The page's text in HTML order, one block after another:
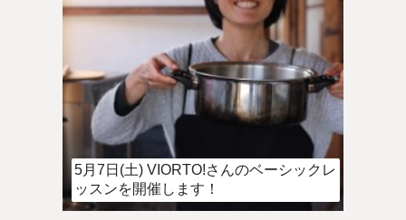
5月7日(土) VIORTO!さんのベーシックレ
ッスンを開催します！